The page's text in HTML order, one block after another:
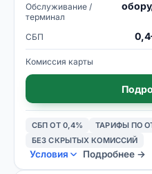
Обслуживание /
терминал
СБП
Комиссия карты
СБП ОТ 0,4%
ТАРИФЫ ПО
БЕЗ СКРЫТЫХ КОМИССИЙ
Условия Подробнее →